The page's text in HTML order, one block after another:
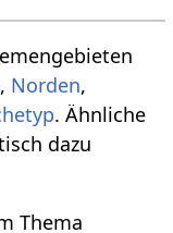
, Norden,
. Ähnliche
dazu
Thema